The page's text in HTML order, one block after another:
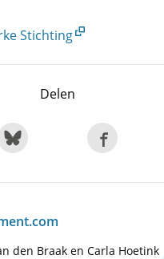
Stichting
Delen
den Braak en Carla Hoetink